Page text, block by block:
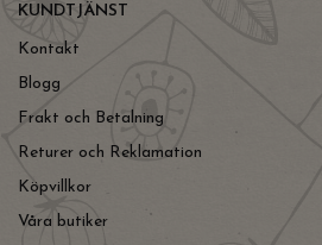
KUNDTJÄNST
Kontakt
Blogg
Frakt och Betalning
Returer och Reklamation
Köpvillkor
Våra butiker